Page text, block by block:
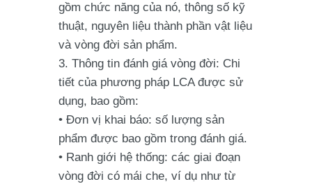
gồm chức năng của nó, thông số kỹ
thuật, nguyên liệu thành phần vật liệu
và vòng đời sản phẩm.
Thông tin đánh giá vòng đời: Chi
tiết của phương pháp LCA được sử
dụng, bao gồm:
• Đơn vị khai báo: số lượng sản
phẩm được bao gồm trong đánh giá.
• Ranh giới hệ thống: các giai đoạn
vòng đời có mái che, ví dụ như từ